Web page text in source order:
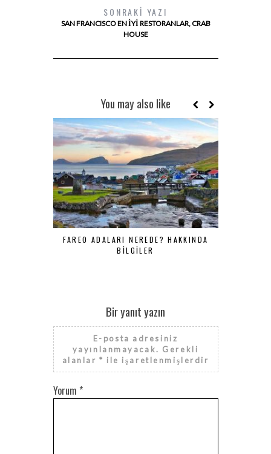
SONRAKI YAZI
SAN FRANCISCO EN IYI RESTORANLAR, CRAB
HOUSE
You may also like
FAREO ADALARI NEREDE? HAKKINDA
BILGILER
Bir yanıt yazın
E-posta adresiniz
yayınlanmayacak. Gerekli
alanlar* ile işaretlenmişlerdir
Yorum *